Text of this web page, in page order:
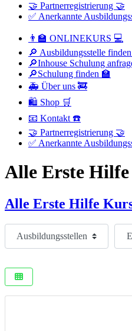
🤝 Partnerregistrierung 🤝
✅ Anerkannte
👨‍🏫 ONLINEKURS 💻
🔎 Ausbildungsstelle
🔎Inhouse Schulung
🔎Schulung finden 🏫
🚑 Über uns 🚒
🛍 Shop 🛒
📧 Kontakt ☎️
🤝 Partnerregistrierung 🤝
✅ Anerkannte
Alle Erste
Alle Erste Hilfe
Suchtyp auswählen